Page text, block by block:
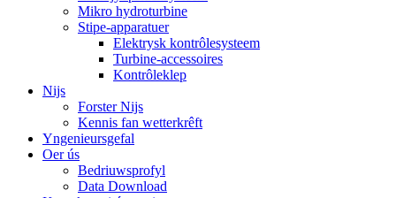
Mikro hydroturbine
Stipe-apparatuer
Elektrysk kontrôlesysteem
Turbine-accessoires
Kontrôleklep
Nijs
Forster Nijs
Kennis fan wetterkrêft
Yngenieursgefal
Oer ús
Bedriuwsprofyl
Data Download